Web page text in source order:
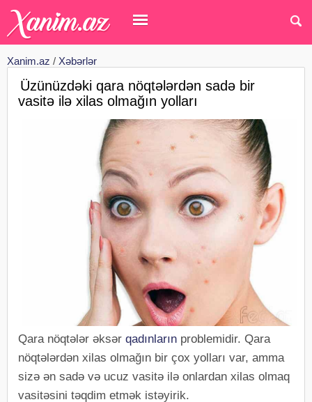
Xanim.az / Xəbərlər
Üzünüzdəki qara nöqtələrdən sadə bir
vasitə ilə xilas olmağın yolları
Qara nöqtələr əksər qadınların problemidir. Qara
nöqtələrdən xilas olmağın bir çox yolları var, amma
sizə ən sadə və ucuz vasitə ilə onlardan xilas olmaq
vasitəsini təqdim etmək istəyirik.